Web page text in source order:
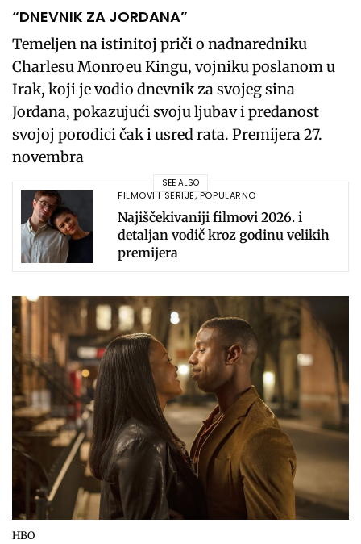
“DNEVNIK ZA JORDANA”
Temeljen na istinitoj priči o nadnaredniku
Charlesu Monroeu Kingu, vojniku poslanom u
Irak, koji je vodio dnevnik za svojeg sina
Jordana, pokazujući svoju ljubav i predanost
svojoj porodici čak i usred rata. Premijera 27.
novembra
SEE ALSO
FILMOVI I SERIJE, POPULARNO
Najiščekivaniji filmovi 2026. i
detaljan vodič kroz godinu velikih
premijera
HBO